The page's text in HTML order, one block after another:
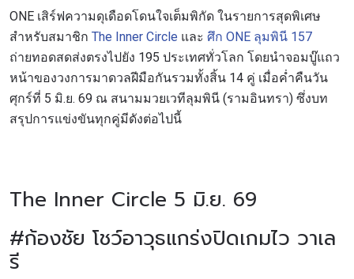
ONE เสิร์ฟความดุเดือดโดนใจเต็มพิกัด ในรายการสุดพิเศษ
สำหรับสมาชิก The Inner Circle และ ศึก ONE ลุมพินี 157
ถ่ายทอดสดส่งตรงไปยัง 195 ประเทศทั่วโลก โดยนำจอมบู๊แถว
หน้าของวงการมาดวลฝีมือกันรวมทั้งสิ้น 14 คู่ เมื่อค่ำคืนวัน
ศุกร์ที่ 5 มิ.ย. 69 ณ สนามมวยเวทีลุมพินี (รามอินทรา) ซึ่งบท
สรุปการแข่งขันทุกคู่มีดังต่อไปนี้
The Inner Circle 5 มิ.ย. 69
#ก้องชัย โชว์อาวุธแกร่งปิดเกมไว วาเล
รี